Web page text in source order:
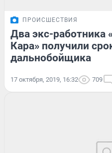
ПРОИСШЕСТВИЯ
Два экс-работника
Кара» получили
дальнобойщика
17 октября, 2019, 16:32 709